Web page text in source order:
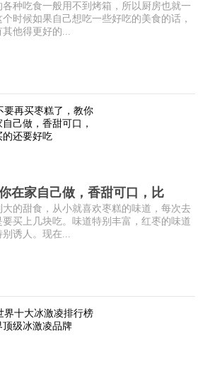
种吃食一般用不到烤箱，所以厨房也就一
时候如果自己想吃一些好吃的美食的话，
他得更好的...
在家自己做，香甜可口，比
的甜食，从小就喜欢枣糕的味道，每次去
买上几块吃。味道特别丰富，红枣的味道
诱人。现在...